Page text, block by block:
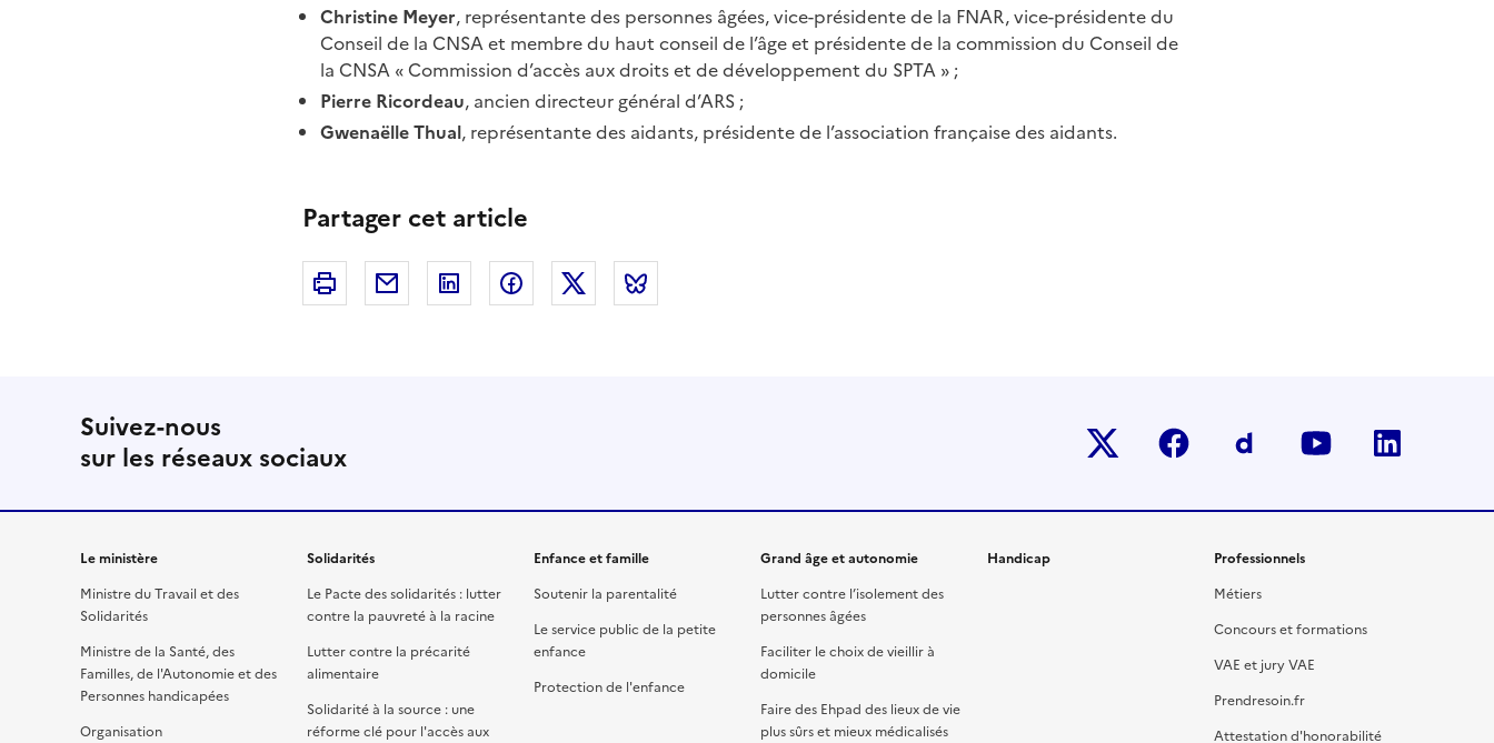
Christine Meyer, représentante des personnes âgées, vice-présidente de la FNAR, vice-présidente du
Conseil de la CNSA et membre du haut conseil de l’âge et présidente de la commission du Conseil de
la CNSA « Commission d’accès aux droits et de développement du SPTA » ;
Pierre Ricordeau, ancien directeur général d’ARS ;
Gwenaëlle Thual, représentante des aidants, présidente de l’association française des aidants.
Partager cet article
Imprimer Courriel Linkedin FacebookTwitter
Suivez-nous
sur les réseaux sociaux
Twitter-x facebook Dailymotion
youtube
Le ministère
Ministre du Travail et des
Solidarités
Ministre de la Santé, des
Familles, de l'Autonomie et des
Personnes handicapées
Organisation
Solidarités
Le Pacte des solidarités : lutter
contre la pauvreté à la racine
Lutter contre la précarité
alimentaire
Solidarité à la source : une
réforme clé pour l'accès aux
Enfance et famille
Soutenir la parentalité
Le service public de la petite
enfance
Protection de l'enfance
Grand âge et autonomie
Lutter contre l’isolement des
personnes âgées
Faciliter le choix de vieillir à
domicile
Faire des Ehpad des lieux de vie
plus sûrs et mieux médicalisés
Handicap
Professionnels
Métiers
Concours et formations
VAE et jury VAE
Prendresoin.fr
Attestation d'honorabilité